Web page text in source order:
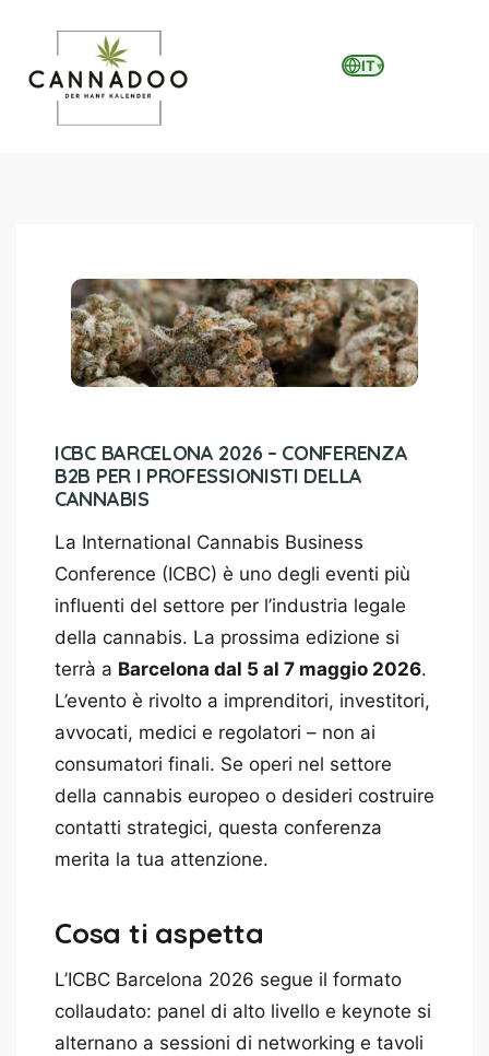
IT▾
ICBC BARCELONA 2026 – CONFERENZA
B2B PER I PROFESSIONISTI DELLA
CANNABIS
La International Cannabis Business
Conference (ICBC) è uno degli eventi più
influenti del settore per l’industria legale
della cannabis. La prossima edizione si
terrà a Barcelona dal 5 al 7 maggio 2026.
L’evento è rivolto a imprenditori, investitori,
avvocati, medici e regolatori – non ai
consumatori finali. Se operi nel settore
della cannabis europeo o desideri costruire
contatti strategici, questa conferenza
merita la tua attenzione.
Cosa ti aspetta
L’ICBC Barcelona 2026 segue il formato
collaudato: panel di alto livello e keynote si
alternano a sessioni di networking e tavoli